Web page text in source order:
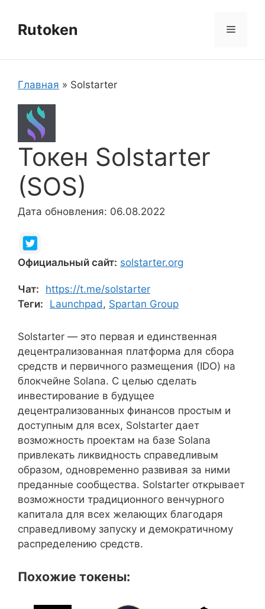
содержимому
Rutoken Меню
Главная » Solstarter
Токен Solstarter
(SOS)
Дата обновления: 06.08.2022
Официальный сайт: solstarter.org
Чат:
https://t.me/solstarter
Теги:
Launchpad, Spartan Group
Solstarter — это первая и единственная
децентрализованная платформа для сбора
средств и первичного размещения (IDO) на
блокчейне Solana. С целью сделать
инвестирование в будущее
децентрализованных финансов простым и
доступным для всех, Solstarter дает
возможность проектам на базе Solana
привлекать ликвидность справедливым
образом, одновременно развивая за ними
преданные сообщества. Solstarter открывает
возможности традиционного венчурного
капитала для всех желающих благодаря
справедливому запуску и демократичному
распределению средств.
Похожие токены: